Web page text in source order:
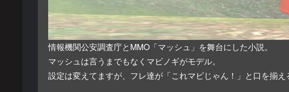
情報機関公安調査庁とMMO「マッシュ」を舞台にした小説。
マッシュは言うまでもなくマビノギがモデル。
設定は変えてますが、フレ達が「これマビじゃん！」と口を揃え